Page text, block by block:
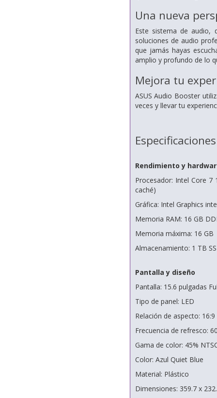
Una nueva
Este sistema de audio,
soluciones de audio
que jamás hayas
amplio y profundo de lo
Mejora tu
ASUS Audio Booster
veces y llevar tu
Especificaciones
Rendimiento y
Procesador: Intel Core 7
caché)
Gráfica: Intel Graphics
Memoria RAM: 16 GB
Memoria máxima: 16 GB
Almacenamiento: 1 TB
Pantalla y diseño
Pantalla: 15.6 pulgadas
Tipo de panel: LED
Relación de aspecto: 16:9
Frecuencia de refresco:
Gama de color: 45%
Color: Azul Quiet Blue
Material: Plástico
Dimensiones: 359.7 x